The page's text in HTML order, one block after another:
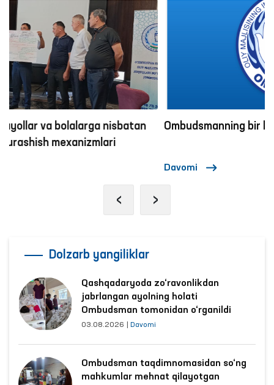
Ombudsmanning bir kuni
‹ ›
Dolzarb yangiliklar
Qashqadaryoda zo‘ravonlikdan
jabrlangan ayolning holati
Ombudsman tomonidan o‘rganildi
03.08.2026 Davomi
Ombudsman taqdimnomasidan so‘ng
mahkumlar mehnat qilayotgan